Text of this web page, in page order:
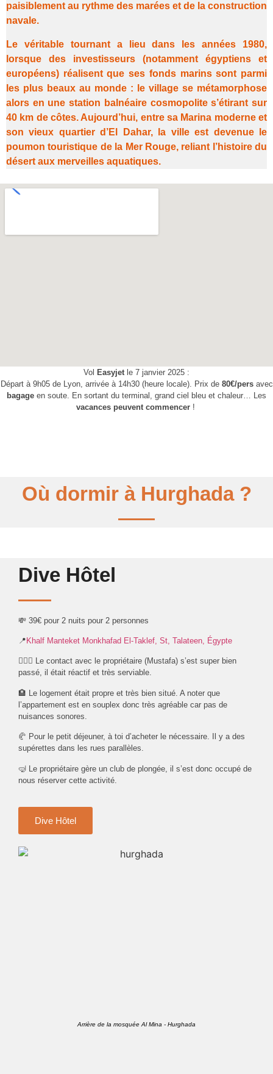
paisiblement au rythme des marées et de la construction
navale.
Le véritable tournant a lieu dans les années 1980,
lorsque des investisseurs (notamment égyptiens et
européens) réalisent que ses fonds marins sont parmi
les plus beaux au monde : le village se métamorphose
alors en une station balnéaire cosmopolite s’étirant sur
40 km de côtes. Aujourd’hui, entre sa Marina moderne et
son vieux quartier d’El Dahar, la ville est devenue le
poumon touristique de la Mer Rouge, reliant l’histoire du
désert aux merveilles aquatiques.
Vol Easyjetle 7 janvier 2025 :
Départ à 9h05 de Lyon, arrivée à 14h30 (heure locale). Prix de 80€/persavec
bagage en soute. En sortant du terminal, grand ciel bleu et chaleur… Les
vacances peuvent commencer!
Où dormir à Hurghada ?
Dive Hôtel
💸 39€ pour 2 nuits pour 2 personnes
📍 Khalf Manteket Monkhafad El-Taklef, St, Talateen, Égypte
👱🏼‍♂️ Le contact avec le propriétaire (Mustafa) s’est super bien
passé, il était réactif et très serviable.
🏨 Le logement était propre et très bien situé. A noter que
l’appartement est en souplex donc très agréable car pas de
nuisances sonores.
🥐 Pour le petit déjeuner, à toi d’acheter le nécessaire. Il y a des
supérettes dans les rues parallèles.
🤿 Le propriétaire gère un club de plongée, il s’est donc occupé de
nous réserver cette activité.
Dive Hôtel
Arrière de la mosquée Al Mina - Hurghada